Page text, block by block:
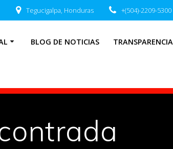
Tegucigalpa, Honduras +(504)-2209-5300
BLOG DE NOTICIAS TRANSPARENCIA